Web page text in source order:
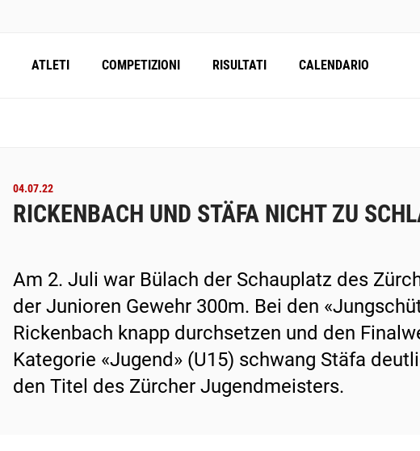
ATLETI COMPETIZIONI RISULTATI CALENDARIO
04.07.22
RICKENBACH UND STÄFA NICHT ZU
Am 2. Juli war Bülach der Schauplatz des
der Junioren Gewehr 300m. Bei den
Rickenbach knapp durchsetzen und den
Kategorie «Jugend» (U15) schwang Stäfa
den Titel des Zürcher Jugendmeisters.